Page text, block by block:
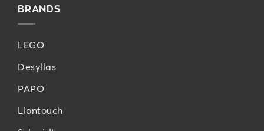
BRANDS
LEGO
Desyllas
PAPO
Liontouch